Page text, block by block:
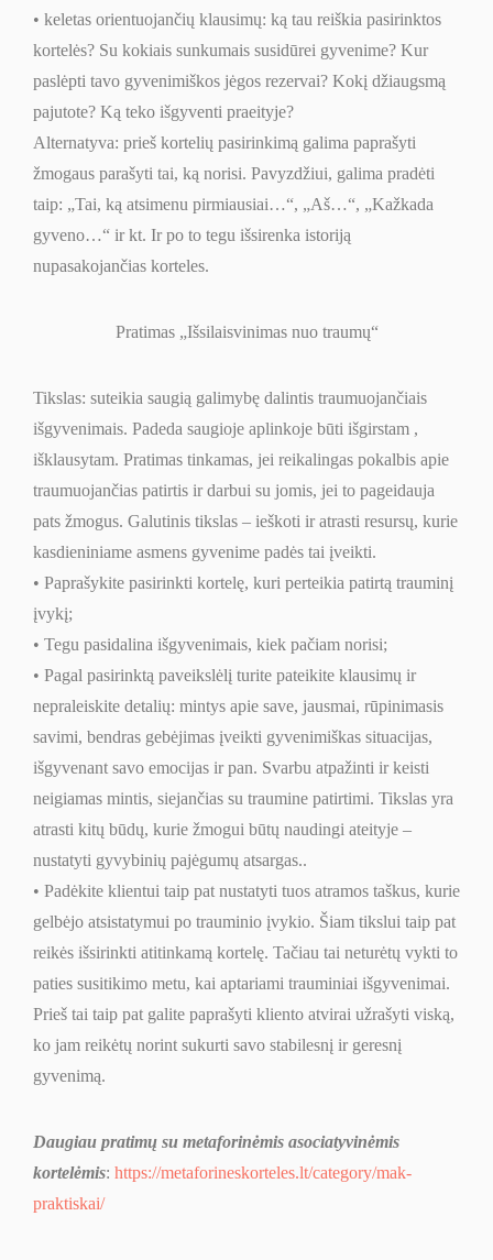
• keletas orientuojančių klausimų: ką tau reiškia pasirinktos
kortelės? Su kokiais sunkumais susidūrei gyvenime? Kur
paslėpti tavo gyvenimiškos jėgos rezervai? Kokį džiaugsmą
pajutote? Ką teko išgyventi praeityje?
Alternatyva: prieš kortelių pasirinkimą galima paprašyti
žmogaus parašyti tai, ką norisi. Pavyzdžiui, galima pradėti
taip: „Tai, ką atsimenu pirmiausiai…“, „Aš…“, „Kažkada
gyveno…“ ir kt. Ir po to tegu išsirenka istoriją
nupasakojančias korteles.
Pratimas „Išsilaisvinimas nuo traumų“
Tikslas: suteikia saugią galimybę dalintis traumuojančiais
išgyvenimais. Padeda saugioje aplinkoje būti išgirstam ,
išklausytam. Pratimas tinkamas, jei reikalingas pokalbis apie
traumuojančias patirtis ir darbui su jomis, jei to pageidauja
pats žmogus. Galutinis tikslas – ieškoti ir atrasti resursų, kurie
kasdieniniame asmens gyvenime padės tai įveikti.
• Paprašykite pasirinkti kortelę, kuri perteikia patirtą trauminį
įvykį;
• Tegu pasidalina išgyvenimais, kiek pačiam norisi;
• Pagal pasirinktą paveikslėlį turite pateikite klausimų ir
nepraleiskite detalių: mintys apie save, jausmai, rūpinimasis
savimi, bendras gebėjimas įveikti gyvenimiškas situacijas,
išgyvenant savo emocijas ir pan. Svarbu atpažinti ir keisti
neigiamas mintis, siejančias su traumine patirtimi. Tikslas yra
atrasti kitų būdų, kurie žmogui būtų naudingi ateityje –
nustatyti gyvybinių pajėgumų atsargas..
• Padėkite klientui taip pat nustatyti tuos atramos taškus, kurie
gelbėjo atsistatymui po trauminio įvykio. Šiam tikslui taip pat
reikės išsirinkti atitinkamą kortelę. Tačiau tai neturėtų vykti to
paties susitikimo metu, kai aptariami trauminiai išgyvenimai.
Prieš tai taip pat galite paprašyti kliento atvirai užrašyti viską,
ko jam reikėtų norint sukurti savo stabilesnį ir geresnį
gyvenimą.
Daugiau pratimų su metaforinėmis asociatyvinėmis
kortelėmis: https://metaforineskorteles.lt/category/mak-
praktiskai/